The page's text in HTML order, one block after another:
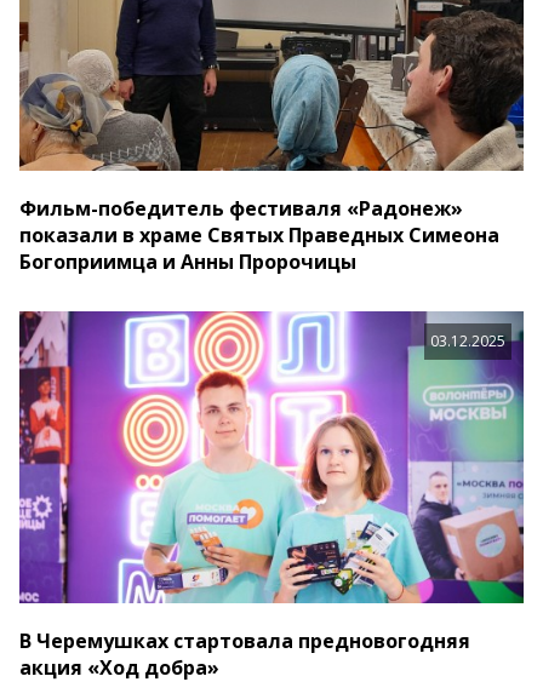
Фильм-победитель фестиваля «Радонеж»
показали в храме Святых Праведных Симеона
Богоприимца и Анны Пророчицы
03.12.2025
В Черемушках стартовала предновогодняя
акция «Ход добра»